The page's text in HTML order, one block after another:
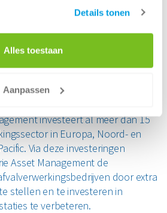
Details tonen
Alles toestaan
Aanpassen
meest geavanceerde circulaire
jaren zetten we hier al mooie
nieuwe samenwerking – en
investeert al meer dan 15
in Europa, Noord- en
Via deze investeringen
Asset Management de
door extra
stellen en te investeren in
te verbeteren.